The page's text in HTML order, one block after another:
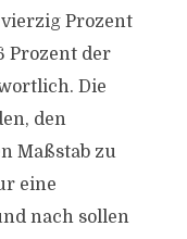
Prozent
Prozent der
Die
den
Maßstab zu
eine
nach sollen